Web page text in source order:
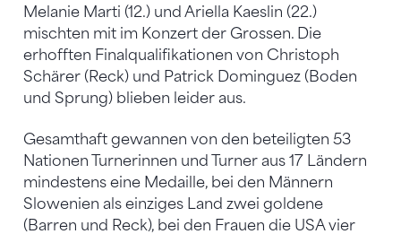
Melanie Marti (12.) und Ariella Kaeslin (22.)
mischten mit im Konzert der Grossen. Die
erhofften Finalqualifikationen von Christoph
Schärer (Reck) und Patrick Dominguez (Boden
und Sprung) blieben leider aus.
Gesamthaft gewannen von den beteiligten 53
Nationen Turnerinnen und Turner aus 17 Ländern
mindestens eine Medaille, bei den Männern
Slowenien als einziges Land zwei goldene
(Barren und Reck), bei den Frauen die USA vier